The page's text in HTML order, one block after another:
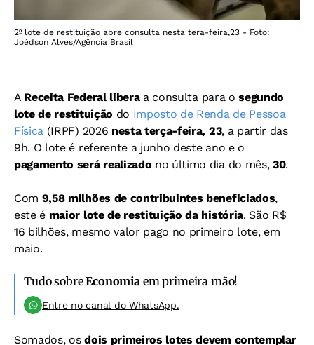
2º lote de restituição abre consulta nesta tera-feira,23 - Foto:
Joédson Alves/Agência Brasil
A Receita Federal liberaa consulta para osegundo
lote de restituição do Imposto de Renda de Pessoa
Física (IRPF) 2026 nesta terça-feira, 23, a partir das
9h. O lote é referente a junho deste ano e o
pagamento será realizado no último dia do mês, 30.
Com 9,58 milhões de contribuintes beneficiados,
este é maior lote de restituição da história. São R$
16 bilhões, mesmo valor pago no primeiro lote, em
maio.
Tudo sobreEconomiaem primeira mão!
Entre no canal do WhatsApp.
Somados, osdois primeiros lotes devem contemplar